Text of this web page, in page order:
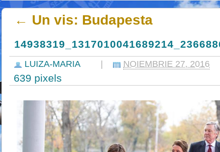
← Un vis: Budapesta
LUIZA-MARIA NOIEMBRIE 27, 2016
639 pixels